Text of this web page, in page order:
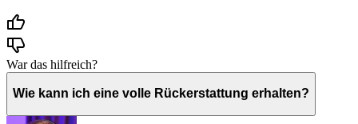
War das hilfreich?
Wie kann ich eine volle Rückerstattung erhalten?